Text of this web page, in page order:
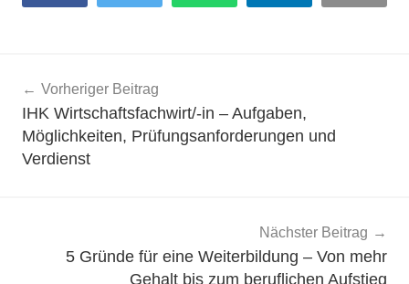
Vorheriger Beitrag
IHK Wirtschaftsfachwirt/-in – Aufgaben,
Möglichkeiten, Prüfungsanforderungen und
Verdienst
Nächster Beitrag
5 Gründe für eine Weiterbildung – Von mehr
Gehalt bis zum beruflichen Aufstieg